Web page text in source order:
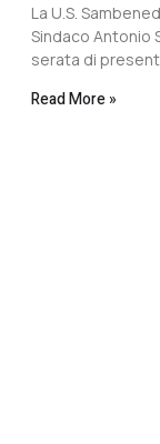
La U.S.
Sindaco Antonio
serata di
Read More »